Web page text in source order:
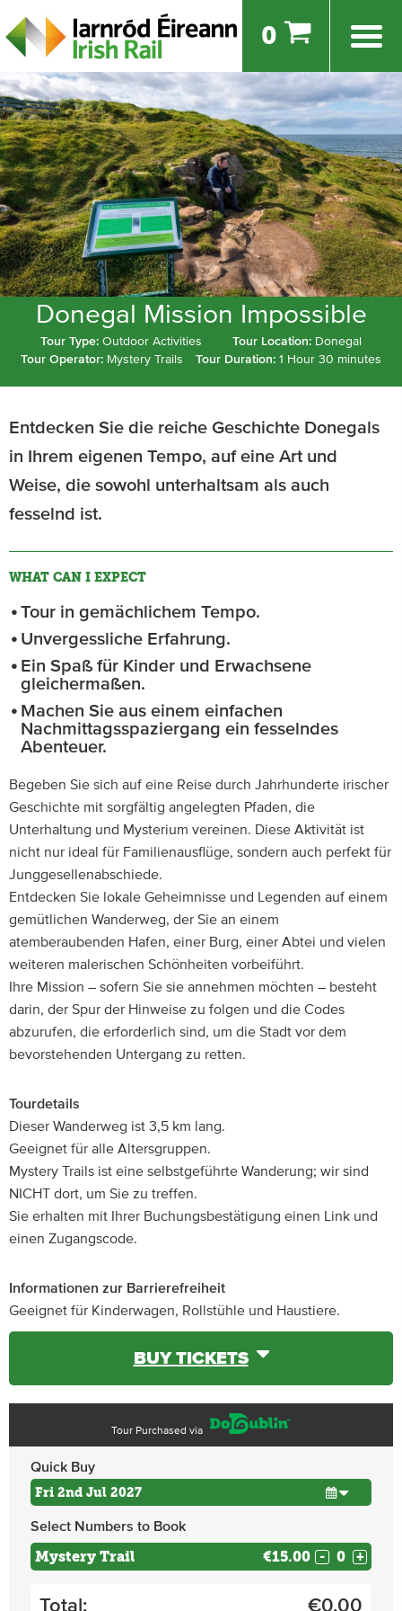
0
Donegal Mission Impossible
Tour Type: Outdoor Activities Tour Location: Donegal
Tour Operator: Mystery Trails Tour Duration: 1 Hour 30 minutes
Entdecken Sie die reiche Geschichte Donegals
in Ihrem eigenen Tempo, auf eine Art und
Weise, die sowohl unterhaltsam als auch
fesselnd ist.
WHAT CAN I EXPECT
Tour in gemächlichem Tempo.
Unvergessliche Erfahrung.
Ein Spaß für Kinder und Erwachsene
gleichermaßen.
Machen Sie aus einem einfachen
Nachmittagsspaziergang ein fesselndes
Abenteuer.
Begeben Sie sich auf eine Reise durch Jahrhunderte irischer
Geschichte mit sorgfältig angelegten Pfaden, die
Unterhaltung und Mysterium vereinen. Diese Aktivität ist
nicht nur ideal für Familienausflüge, sondern auch perfekt für
Junggesellenabschiede.
Entdecken Sie lokale Geheimnisse und Legenden auf einem
gemütlichen Wanderweg, der Sie an einem
atemberaubenden Hafen, einer Burg, einer Abtei und vielen
weiteren malerischen Schönheiten vorbeiführt.
Ihre Mission – sofern Sie sie annehmen möchten – besteht
darin, der Spur der Hinweise zu folgen und die Codes
abzurufen, die erforderlich sind, um die Stadt vor dem
bevorstehenden Untergang zu retten.
Tourdetails
Dieser Wanderweg ist 3,5 km lang.
Geeignet für alle Altersgruppen.
Mystery Trails ist eine selbstgeführte Wanderung; wir sind
NICHT dort, um Sie zu treffen.
Sie erhalten mit Ihrer Buchungsbestätigung einen Link und
einen Zugangscode.
Informationen zur Barrierefreiheit
Geeignet für Kinderwagen, Rollstühle und Haustiere.
BUY TICKETS
Tour Purchased via
Quick Buy
Select Numbers to Book
Mystery Trail €15.00 - +
Total: €0.00